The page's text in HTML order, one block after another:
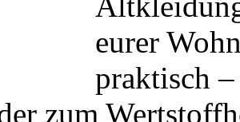
eurer
praktisch
zum